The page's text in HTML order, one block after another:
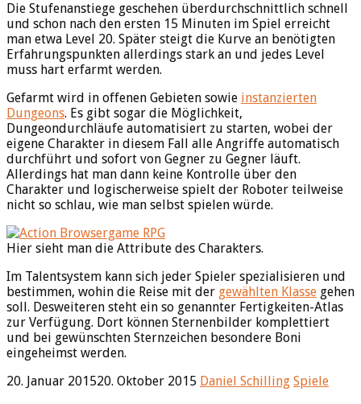
Die Stufenanstiege geschehen überdurchschnittlich schnell
und schon nach den ersten 15 Minuten im Spiel erreicht
man etwa Level 20. Später steigt die Kurve an benötigten
Erfahrungspunkten allerdings stark an und jedes Level
muss hart erfarmt werden.
Gefarmt wird in offenen Gebieten sowie instanzierten
Dungeons. Es gibt sogar die Möglichkeit,
Dungeondurchläufe automatisiert zu starten, wobei der
eigene Charakter in diesem Fall alle Angriffe automatisch
durchführt und sofort von Gegner zu Gegner läuft.
Allerdings hat man dann keine Kontrolle über den
Charakter und logischerweise spielt der Roboter teilweise
nicht so schlau, wie man selbst spielen würde.
Hier sieht man die Attribute des Charakters.
Im Talentsystem kann sich jeder Spieler spezialisieren und
bestimmen, wohin die Reise mit der gewählten Klasse gehen
soll. Desweiteren steht ein so genannter Fertigkeiten-Atlas
zur Verfügung. Dort können Sternenbilder komplettiert
und bei gewünschten Sternzeichen besondere Boni
eingeheimst werden.
20. Januar 201520. Oktober 2015 Daniel Schilling Spiele